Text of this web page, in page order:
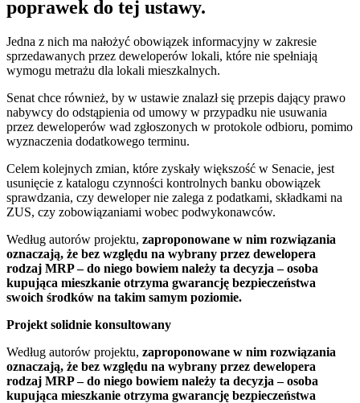
poprawek do tej ustawy.
Jedna z nich ma nałożyć obowiązek informacyjny w zakresie
sprzedawanych przez deweloperów lokali, które nie spełniają
wymogu metrażu dla lokali mieszkalnych.
Senat chce również, by w ustawie znalazł się przepis dający prawo
nabywcy do odstąpienia od umowy w przypadku nie usuwania
przez deweloperów wad zgłoszonych w protokole odbioru, pomimo
wyznaczenia dodatkowego terminu.
Celem kolejnych zmian, które zyskały większość w Senacie, jest
usunięcie z katalogu czynności kontrolnych banku obowiązek
sprawdzania, czy deweloper nie zalega z podatkami, składkami na
ZUS, czy zobowiązaniami wobec podwykonawców.
Według autorów projektu, ​ zaproponowane w nim rozwiązania
oznaczają, że bez względu na wybrany przez dewelopera
rodzaj MRP – do niego bowiem należy ta decyzja – osoba
kupująca mieszkanie otrzyma gwarancję bezpieczeństwa
swoich środków na takim samym poziomie.
Projekt solidnie konsultowany
Według autorów projektu, ​ zaproponowane w nim rozwiązania
oznaczają, że bez względu na wybrany przez dewelopera
rodzaj MRP – do niego bowiem należy ta decyzja – osoba
kupująca mieszkanie otrzyma gwarancję bezpieczeństwa